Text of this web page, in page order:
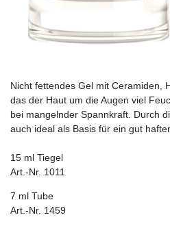
Nicht fettendes Gel mit Ceramiden,
das der Haut um die Augen viel
bei mangelnder Spannkraft. Durch
auch ideal als Basis für ein gut
15 ml Tiegel
Art.-Nr. 1011
7 ml Tube
Art.-Nr. 1459